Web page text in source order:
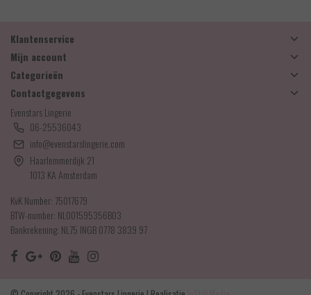
Klantenservice
Mijn account
Categorieën
Contactgegevens
Evenstars Lingerie
06-25536043
info@evenstarslingerie.com
Haarlemmerdijk 21
1013 KA Amsterdam
KvK Number: 75017679
BTW-number: NL001595356B03
Bankrekening: NL75 INGB 0778 3839 97